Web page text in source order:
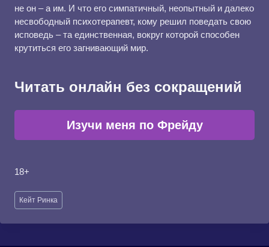
не он – а им. И что его симпатичный, неопытный и далеко
несвободный психотерапевт, кому решил поведать свою
исповедь – та единственная, вокруг которой способен
крутиться его загнивающий мир.
Читать онлайн без сокращений
Изучи меня по Фрейду
18+
Метки
записи:
Кейт Ринка